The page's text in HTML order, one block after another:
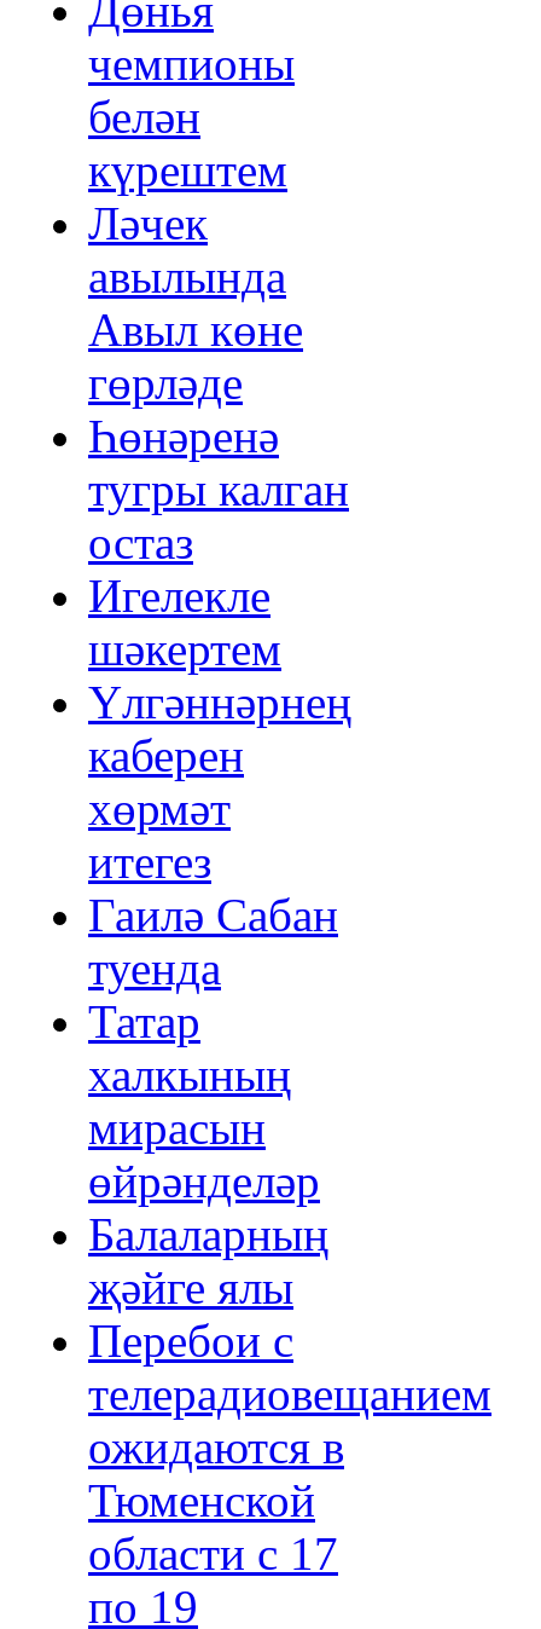
Дөнья
чемпионы
белән
күрештем
Ләчек
авылында
Авыл көне
гөрләде
Һөнәренә
тугры калган
остаз
Игелекле
шәкертем
Үлгәннәрнең
каберен
хөрмәт
итегез
Гаилә Сабан
туенда
Татар
халкының
мирасын
өйрәнделәр
Балаларның
җәйге ялы
Перебои с
телерадиовещанием
ожидаются в
Тюменской
области с 17
по 19